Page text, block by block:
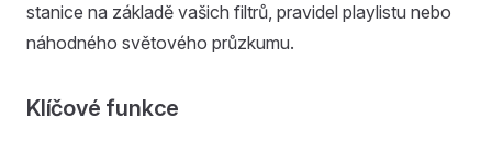
stanice na základě vašich filtrů, pravidel playlistu nebo
náhodného světového průzkumu.
Klíčové funkce